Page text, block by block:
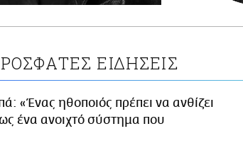
ΕΙΔΗΣΕΙΣ
«Ένας ηθοποιός πρέπει να ανθίζει
ένα ανοιχτό σύστημα που